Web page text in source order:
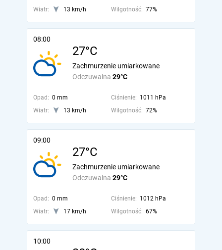
Wiatr: 13 km/h Wilgotność: 77%
08:00
27°C
Odczuwalna 29°C
Zachmurzenie umiarkowane
Opad: 0 mm Ciśnienie: 1011 hPa
Wiatr:
13 km/h Wilgotność: 72%
09:00
27°C
Odczuwalna 29°C
Zachmurzenie umiarkowane
Opad: 0 mm Ciśnienie: 1012 hPa
Wiatr:
17 km/h Wilgotność: 67%
10:00